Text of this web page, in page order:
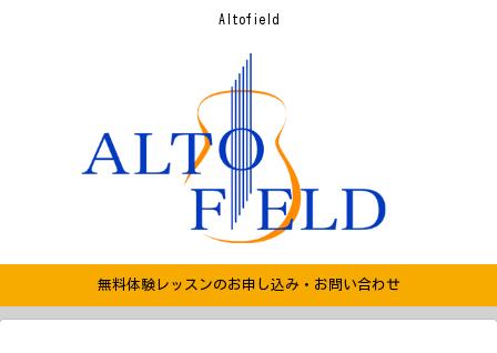
Altofield
無料体験レッスンのお申し込み・お問い合わせ